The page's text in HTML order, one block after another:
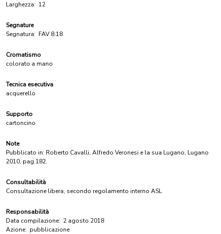
Larghezza: 12
Segnature
Segnatura: FAV 8.18
Cromatismo
colorato a mano
Tecnica esecutiva
acquerello
Supporto
cartoncino
Note
Pubblicato in: Roberto Cavalli, Alfredo Veronesi e la sua Lugano, Lugano
2010, pag.182.
Consultabilità
Consultazione libera, secondo regolamento interno ASL
Responsabilità
Data compilazione: 2 agosto 2018
Azione: pubblicazione